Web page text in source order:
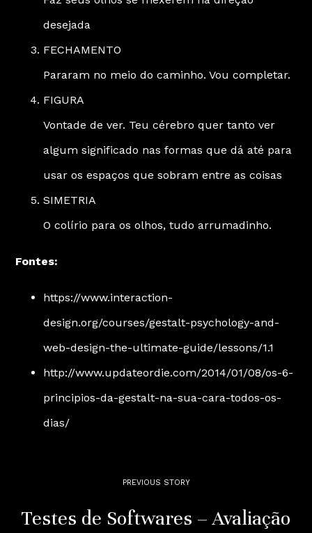
desejada
FECHAMENTO
Pararam no meio do caminho. Vou completar.
FIGURA
Vontade de ver. Teu cérebro quer tanto ver
algum significado nas formas que dá até para
usar os espaços que sobram entre as coisas
SIMETRIA
O colírio para os olhos, tudo arrumadinho.
Fontes:
https://www.interaction-
design.org/courses/gestalt-psychology-and-
web-design-the-ultimate-guide/lessons/1.1
http://www.updateordie.com/2014/01/08/os-6-
principios-da-gestalt-na-sua-cara-todos-os-
dias/
PREVIOUS STORY
Testes de Softwares – Avaliação